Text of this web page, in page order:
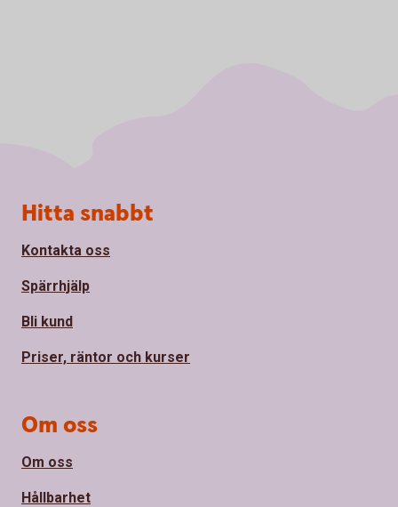
Sidfot
Hitta snabbt
Kontakta oss
Spärrhjälp
Bli kund
Priser, räntor och kurser
Om oss
Om oss
Hållbarhet